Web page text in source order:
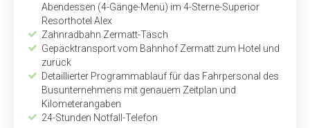
Abendessen (4-Gänge-Menü) im 4-Sterne-Superior
Resort­hotel Alex
Zahnradbahn Zermatt-Täsch
Gepäcktransport vom Bahnhof Zermatt zum Hotel und
zurück
Detaillierter Programmablauf für das Fahrpersonal des
Busunternehmens mit genauem Zeitplan und
Kilometerangaben
24-Stunden Notfall-Telefon